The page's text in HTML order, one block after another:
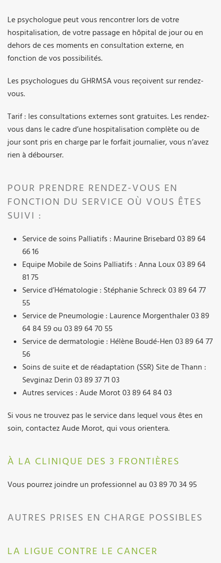
Le psychologue peut vous rencontrer lors de votre
hospitalisation, de votre passage en hôpital de jour ou en
dehors de ces moments en consultation externe, en
fonction de vos possibilités.
Les psychologues du GHRMSA vous reçoivent sur rendez-
vous.
Tarif : les consultations externes sont gratuites. Les rendez-
vous dans le cadre d’une hospitalisation complète ou de
jour sont pris en charge par le forfait journalier, vous n’avez
rien à débourser.
POUR PRENDRE RENDEZ-VOUS EN
FONCTION DU SERVICE OÙ VOUS ÊTES
SUIVI :
Service de soins Palliatifs : Maurine Brisebard 03 89 64
66 16
Equipe Mobile de Soins Palliatifs : Anna Loux 03 89 64
81 75
Service d’Hématologie : Stéphanie Schreck 03 89 64 77
55
Service de Pneumologie : Laurence Morgenthaler 03 89
64 84 59 ou 03 89 64 70 55
Service de dermatologie : Hélène Boudé-Hen 03 89 64 77
56
Soins de suite et de réadaptation (SSR) Site de Thann :
Sevginaz Derin 03 89 37 71 03
Autres services : Aude Morot 03 89 64 84 03
Si vous ne trouvez pas le service dans lequel vous êtes en
soin, contactez Aude Morot, qui vous orientera.
À LA CLINIQUE DES 3 FRONTIÈRES
Vous pourrez joindre un professionnel au 03 89 70 34 95
AUTRES PRISES EN CHARGE POSSIBLES
LA LIGUE CONTRE LE CANCER